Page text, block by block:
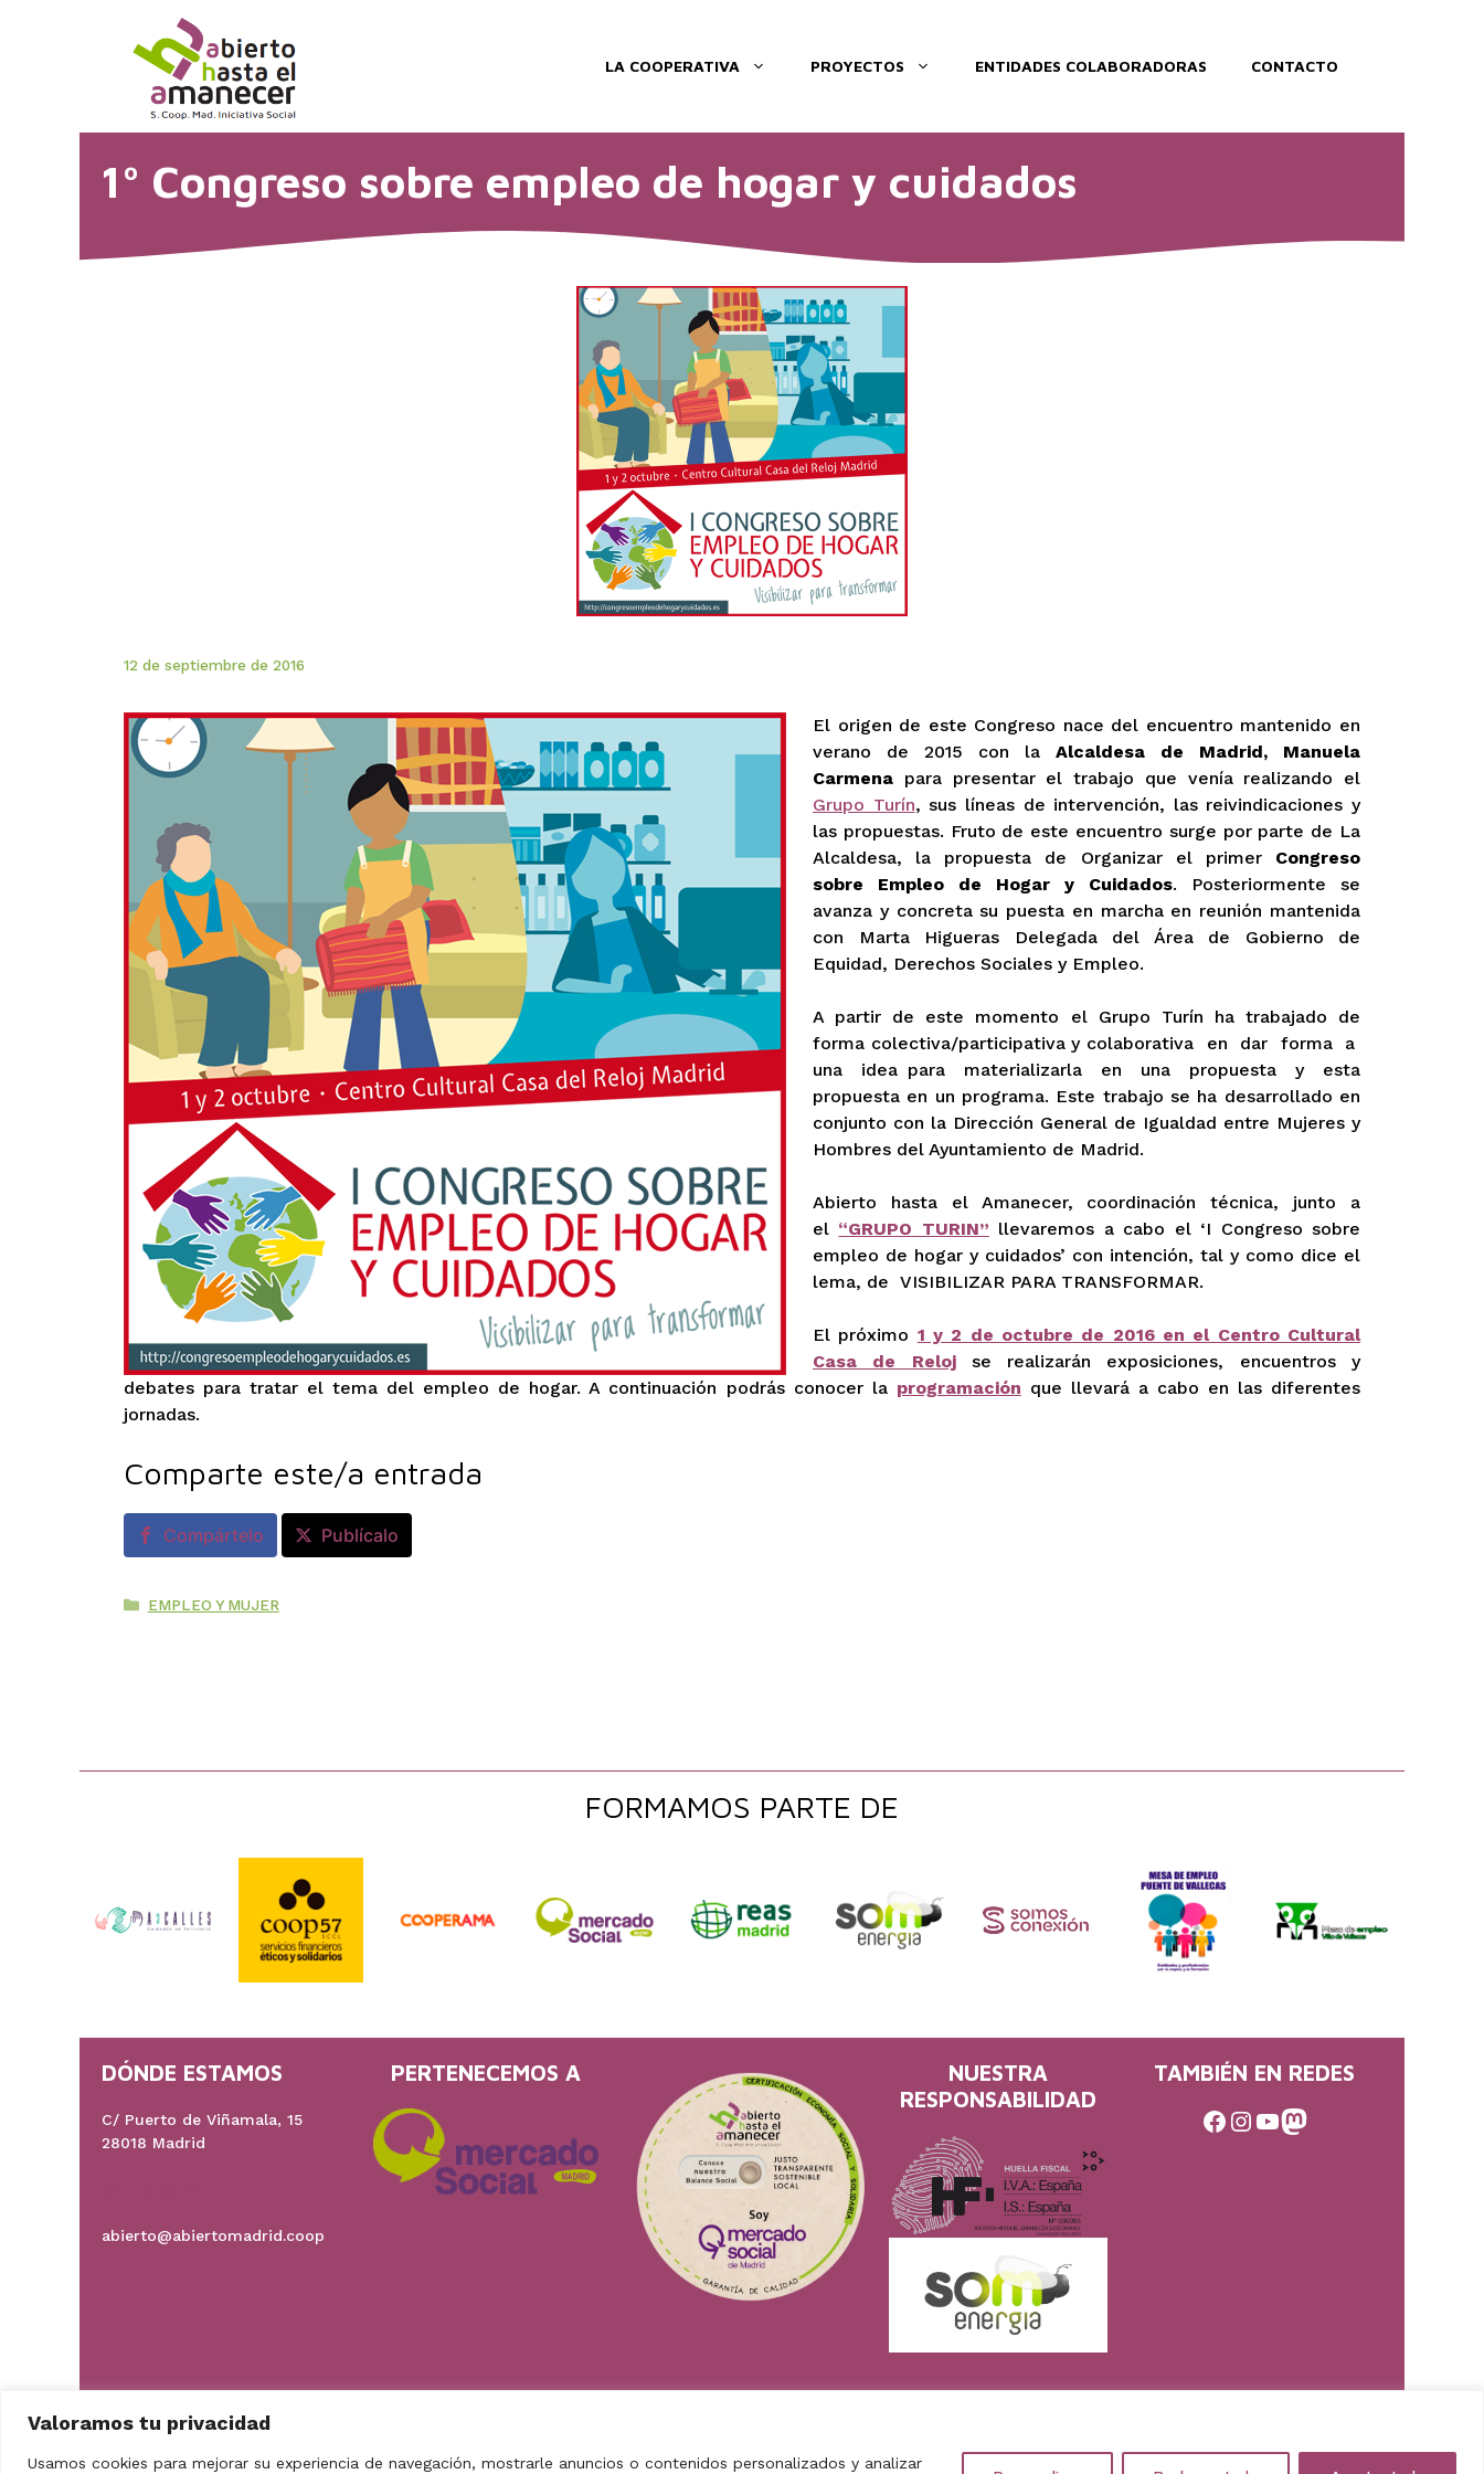
Valoramos tu privacidad
Usamos cookies para mejorar su experiencia de navegación, mostrarle anuncios o contenidos personalizados y analizar
LA COOPERATIVA PROYECTOS ENTIDADES COLABORADORAS CONTACTO
1º Congreso sobre empleo de hogar y cuidados
12 de septiembre de 2016
El origen de este Congreso nace del encuentro mantenido en
verano de 2015 con la Alcaldesa de Madrid, Manuela
Carmena para presentar el trabajo que venía realizando el
Grupo Turín, sus líneas de intervención, las reivindicaciones y
las propuestas. Fruto de este encuentro surge por parte de La
Alcaldesa, la propuesta de Organizar el primer Congreso
sobre Empleo de Hogar y Cuidados. Posteriormente se
avanza y concreta su puesta en marcha en reunión mantenida
con Marta Higueras Delegada del Área de Gobierno de
Equidad, Derechos Sociales y Empleo.
A partir de este momento el Grupo Turín ha trabajado de
forma colectiva/participativa y colaborativa en dar forma a
una idea para materializarla en una propuesta y esta
propuesta en un programa. Este trabajo se ha desarrollado en
conjunto con la Dirección General de Igualdad entre Mujeres y
Hombres del Ayuntamiento de Madrid.
Abierto hasta el Amanecer, coordinación técnica, junto a
el “GRUPO TURIN” llevaremos a cabo el ‘I Congreso sobre
empleo de hogar y cuidados’ con intención, tal y como dice el
lema, de VISIBILIZAR PARA TRANSFORMAR.
El próximo 1 y 2 de octubre de 2016 en el Centro Cultural
Casa de Relojse realizarán exposiciones, encuentros y
debates para tratar el tema del empleo de hogar. A continuación podrás conocer la programación que llevará a cabo en las diferentes
jornadas.
Comparte este/a entrada
Compártelo Publícalo
Categorías
EMPLEO Y MUJER
FORMAMOS PARTE DE
DÓNDE ESTAMOS
C/ Puerto de Viñamala, 15
28018 Madrid
abierto@abiertomadrid.coop
PERTENECEMOS A
NUESTRA
RESPONSABILIDAD
TAMBIÉN EN REDES
Facebook InstagramYoutube Mastodon